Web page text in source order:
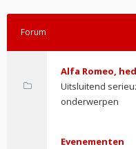
Forum
Alfa Romeo,
Uitsluitend
onderwerpen
Evenementen